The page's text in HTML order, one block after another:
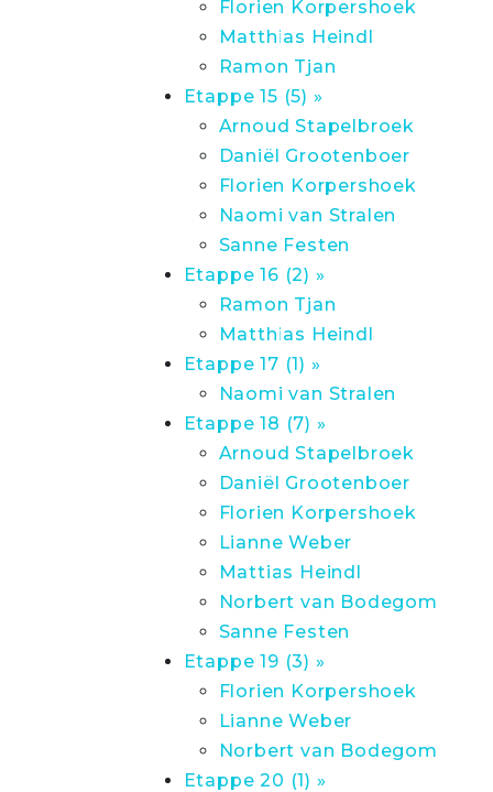
Florien Korpershoek
Matthias Heindl
Ramon Tjan
Etappe 15 (5) »
Arnoud Stapelbroek
Daniël Grootenboer
Florien Korpershoek
Naomi van Stralen
Sanne Festen
Etappe 16 (2) »
Ramon Tjan
Matthias Heindl
Etappe 17 (1) »
Naomi van Stralen
Etappe 18 (7) »
Arnoud Stapelbroek
Daniël Grootenboer
Florien Korpershoek
Lianne Weber
Mattias Heindl
Norbert van Bodegom
Sanne Festen
Etappe 19 (3) »
Florien Korpershoek
Lianne Weber
Norbert van Bodegom
Etappe 20 (1) »